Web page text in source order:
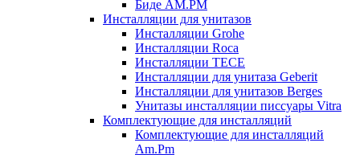
Биде AM.PM
Инсталляции для унитазов
Инсталляции Grohe
Инсталляции Roca
Инсталляции TECE
Инсталляции для унитаза Geberit
Инсталляции для унитазов Berges
Унитазы инсталляции писсуары Vitra
Комплектующие для инсталляций
Комплектующие для инсталляций
Am.Pm